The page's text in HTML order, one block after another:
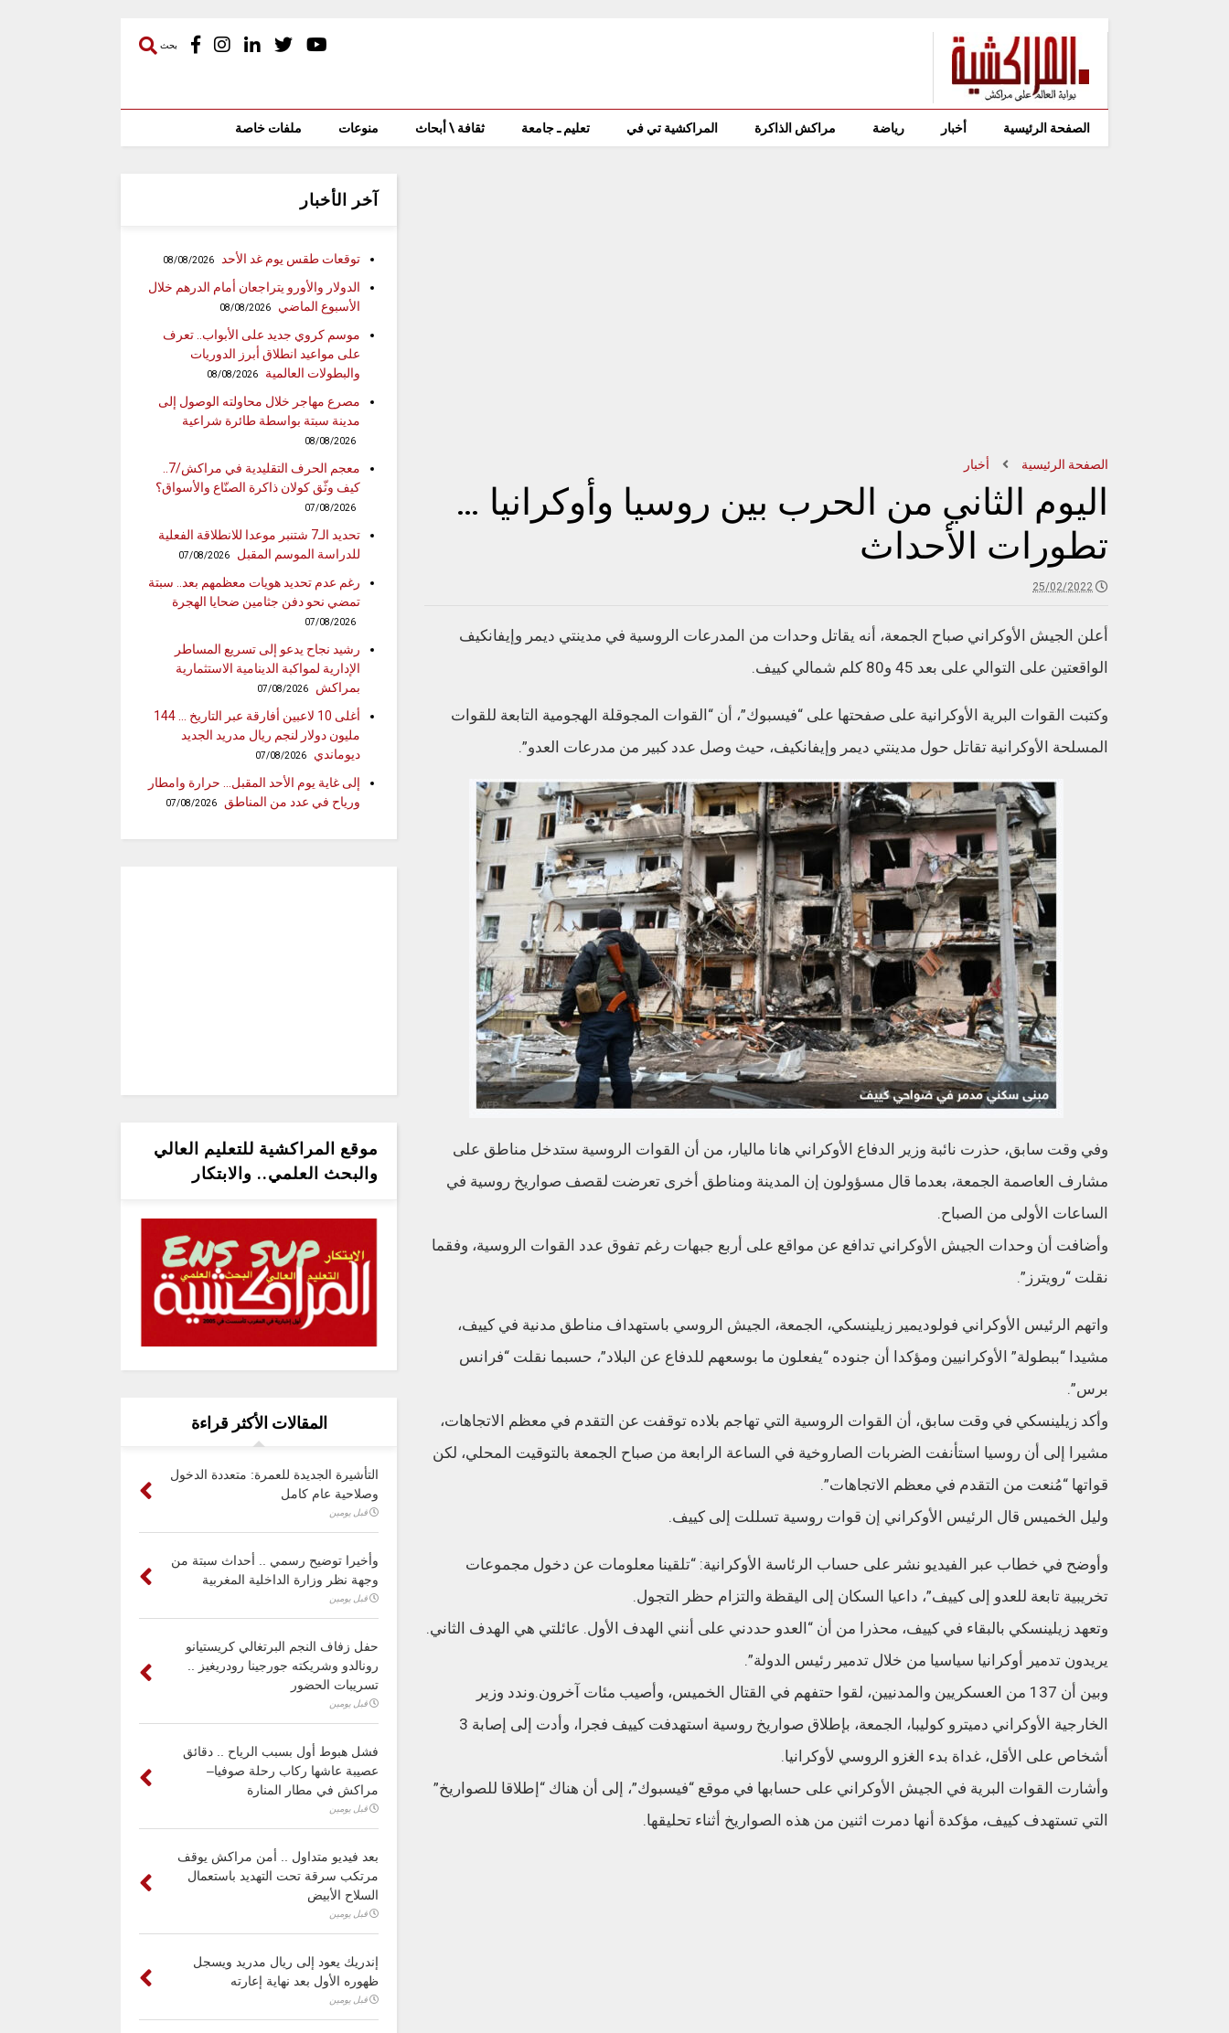
بحث
الصفحة الرئيسية أخبار رياضة مراكش الذاكرة المراكشية تي في تعليم ـ جامعة ثقافة \ أبحاث منوعات ملفات خاصة
الصفحة الرئيسية أخبار
اليوم الثاني من الحرب بين روسيا وأوكرانيا …
تطورات الأحداث
25/02/2022
أعلن الجيش الأوكراني صباح الجمعة، أنه يقاتل وحدات من المدرعات الروسية في مدينتي ديمر وإيفانكيف
الواقعتين على التوالي على بعد 45 و80 كلم شمالي كييف.
وكتبت القوات البرية الأوكرانية على صفحتها على “فيسبوك”، أن “القوات المجوقلة الهجومية التابعة للقوات
المسلحة الأوكرانية تقاتل حول مدينتي ديمر وإيفانكيف، حيث وصل عدد كبير من مدرعات العدو”.
وفي وقت سابق، حذرت نائبة وزير الدفاع الأوكراني هانا ماليار، من أن القوات الروسية ستدخل مناطق على
مشارف العاصمة الجمعة، بعدما قال مسؤولون إن المدينة ومناطق أخرى تعرضت لقصف صواريخ روسية في
الساعات الأولى من الصباح.
وأضافت أن وحدات الجيش الأوكراني تدافع عن مواقع على أربع جبهات رغم تفوق عدد القوات الروسية، وفقما
نقلت “رويترز”.
واتهم الرئيس الأوكراني فولوديمير زيلينسكي، الجمعة، الجيش الروسي باستهداف مناطق مدنية في كييف،
مشيدا “ببطولة” الأوكرانيين ومؤكدا أن جنوده “يفعلون ما بوسعهم للدفاع عن البلاد”، حسبما نقلت “فرانس
برس”.
وأكد زيلينسكي في وقت سابق، أن القوات الروسية التي تهاجم بلاده توقفت عن التقدم في معظم الاتجاهات،
مشيرا إلى أن روسيا استأنفت الضربات الصاروخية في الساعة الرابعة من صباح الجمعة بالتوقيت المحلي، لكن
قواتها “مُنعت من التقدم في معظم الاتجاهات”.
وليل الخميس قال الرئيس الأوكراني إن قوات روسية تسللت إلى كييف.
وأوضح في خطاب عبر الفيديو نشر على حساب الرئاسة الأوكرانية: “تلقينا معلومات عن دخول مجموعات
تخريبية تابعة للعدو إلى كييف”، داعيا السكان إلى اليقظة والتزام حظر التجول.
وتعهد زيلينسكي بالبقاء في كييف، محذرا من أن “العدو حددني على أنني الهدف الأول. عائلتي هي الهدف الثاني.
يريدون تدمير أوكرانيا سياسيا من خلال تدمير رئيس الدولة”.
وبين أن 137 من العسكريين والمدنيين، لقوا حتفهم في القتال الخميس، وأصيب مئات آخرون.وندد وزير
الخارجية الأوكراني دميترو كوليبا، الجمعة، بإطلاق صواريخ روسية استهدفت كييف فجرا، وأدت إلى إصابة 3
أشخاص على الأقل، غداة بدء الغزو الروسي لأوكرانيا.
وأشارت القوات البرية في الجيش الأوكراني على حسابها في موقع “فيسبوك”، إلى أن هناك “إطلاقا للصواريخ”
التي تستهدف كييف، مؤكدة أنها دمرت اثنين من هذه الصواريخ أثناء تحليقها.
آخر الأخبار
توقعات طقس يوم غد الأحد 08/08/2026
الدولار والأورو يتراجعان أمام الدرهم خلال
الأسبوع الماضي
08/08/2026
موسم كروي جديد على الأبواب.. تعرف
على مواعيد انطلاق أبرز الدوريات
والبطولات العالمية
08/08/2026
مصرع مهاجر خلال محاولته الوصول إلى
مدينة سبتة بواسطة طائرة شراعية
08/08/2026
معجم الحرف التقليدية في مراكش/7..
كيف وثّق كولان ذاكرة الصنّاع والأسواق؟
07/08/2026
تحديد الـ7 شتنبر موعدا للانطلاقة الفعلية
للدراسة الموسم المقبل
07/08/2026
رغم عدم تحديد هويات معظمهم بعد.. سبتة
تمضي نحو دفن جثامين ضحايا الهجرة
07/08/2026
رشيد نجاح يدعو إلى تسريع المساطر
الإدارية لمواكبة الدينامية الاستثمارية
بمراكش
07/08/2026
أغلى 10 لاعبين أفارقة عبر التاريخ … 144
مليون دولار لنجم ريال مدريد الجديد
ديوماندي
07/08/2026
إلى غاية يوم الأحد المقبل… حرارة وامطار
ورياح في عدد من المناطق
07/08/2026
موقع المراكشية للتعليم العالي
والبحث العلمي.. والابتكار
المقالات الأكثر قراءة
التأشيرة الجديدة للعمرة: متعددة الدخول
وصلاحية عام كامل
قبل يومين
وأخيرا توضيح رسمي .. أحداث سبتة من
وجهة نظر وزارة الداخلية المغربية
قبل يومين
حفل زفاف النجم البرتغالي كريستيانو
رونالدو وشريكته جورجينا رودريغيز ..
تسريبات الحضور
قبل يومين
فشل هبوط أول بسبب الرياح .. دقائق
عصيبة عاشها ركاب رحلة صوفيا–
مراكش في مطار المنارة
قبل يومين
بعد فيديو متداول .. أمن مراكش يوقف
مرتكب سرقة تحت التهديد باستعمال
السلاح الأبيض
قبل يومين
إندريك يعود إلى ريال مدريد ويسجل
ظهوره الأول بعد نهاية إعارته
قبل يومين